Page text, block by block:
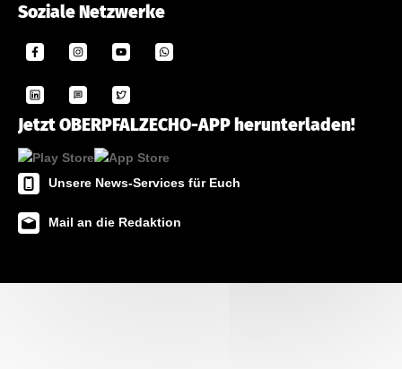
Soziale Netzwerke
Jetzt OBERPFALZECHO-APP herunterladen!
Unsere News-Services für Euch
Mail an die Redaktion